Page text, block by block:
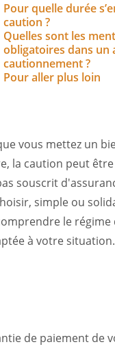
Pour quelle durée
caution ?
Quelles sont les
obligatoires dans un
cautionnement ?
Pour aller plus loin
vous mettez un
la caution peut être
souscrit
simple ou
le régime
à votre situation.
de paiement de